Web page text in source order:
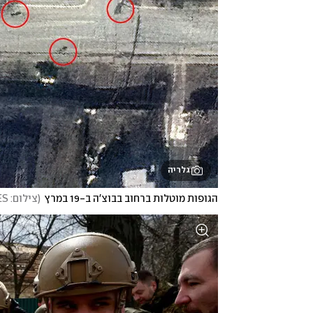
גלריה
הגופות מוטלות ברחוב בבוצ'ה ב-19 במרץ (צילום: AFP/SATELLITE IMAGE 2022 MAXAR TECHNOLOGIES